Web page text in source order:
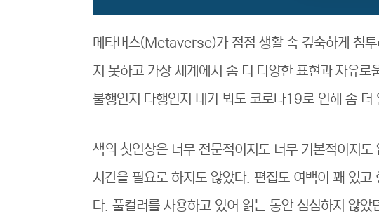
메타버스(Metaverse)가 점점 생활 속 깊숙하게 침
지 못하고 가상 세계에서 좀 더 다양한 표현과 자유
불행인지 다행인지 내가 봐도 코로나19로 인해 좀
책의 첫인상은 너무 전문적이지도 너무 기본적이지
시간을 필요로 하지도 않았다. 편집도 여백이 꽤 있
다. 풀컬러를 사용하고 있어 읽는 동안 심심하지 않았